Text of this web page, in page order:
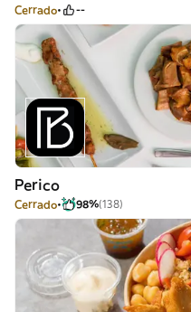
Cerrado --
Perico
Cerrado 98%(138)